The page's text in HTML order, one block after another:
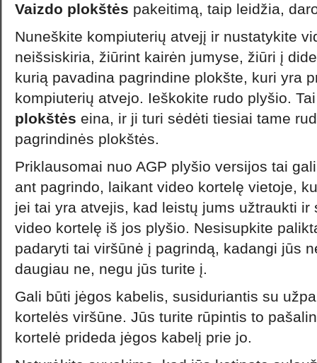
Vaizdo plokštės pakeitimą, taip leidžia,
Nuneškite kompiuterių atvejį ir nustatykite
neišsiskiria, žiūrint kairėn jumyse, žiūri į
kurią pavadina pagrindine plokšte, kuri yra
kompiuterių atvejo. Ieškokite rudo plyšio.
plokštės eina, ir ji turi sėdėti tiesiai tame
pagrindinės plokštės.
Priklausomai nuo AGP plyšio versijos tai
ant pagrindo, laikant video kortelę vietoje,
jei tai yra atvejis, kad leistų jums užtraukti ir
video kortelę iš jos plyšio. Nesisupkite
padaryti tai viršūnė į pagrindą, kadangi jūs
daugiau ne, negu jūs turite į.
Gali būti jėgos kabelis, susiduriantis su
kortelės viršūne. Jūs turite rūpintis to
kortelė prideda jėgos kabelį prie jo.